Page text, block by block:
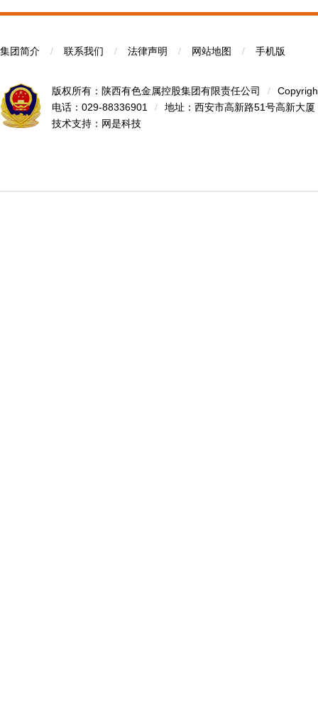
集团简介 / 联系我们 / 法律声明 / 网站地图 / 手机版
版权所有：陕西有色金属控股集团有限责任公司 /
电话：029-88336901
/
地址：西安市高新路51号高新大厦
技术支持： 网是科技